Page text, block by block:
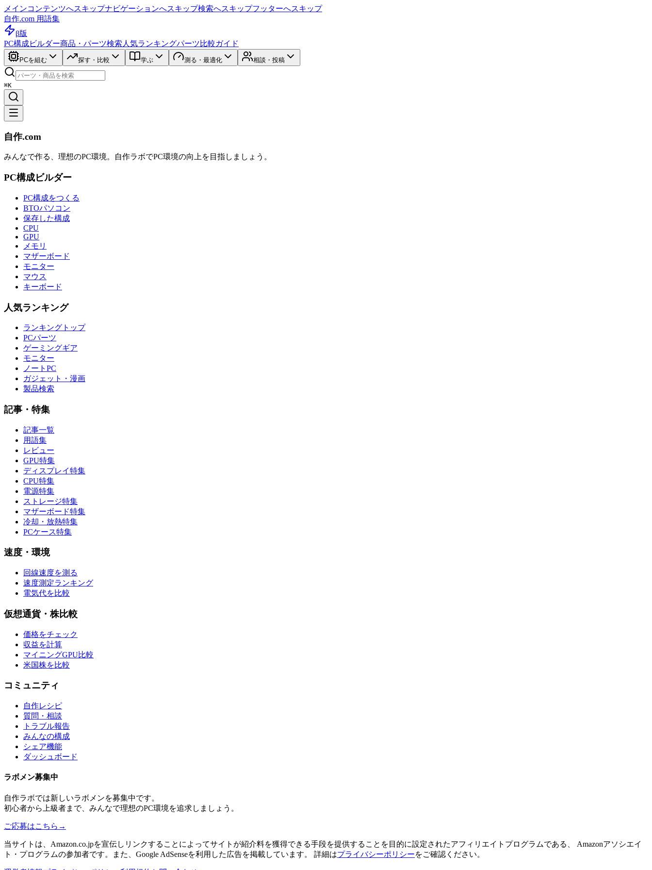
メインコンテンツへスキップナビゲーションへスキップ検索へスキップフッターへスキップ
自作.com 用語集
β版
PC構成ビルダー商品・パーツ検索 人気ランキングパーツ比較ガイド
PCを組む 探す・比較 学ぶ 測る・最適化 相談・投稿
⌘K
自作.com
みんなで作る、理想のPC環境。 自作ラボでPC環境の向上を目指しましょう。
PC構成ビルダー
PC構成をつくる
BTOパソコン
保存した構成
CPU
GPU
メモリ
マザーボード
モニター
マウス
キーボード
人気ランキング
ランキングトップ
PCパーツ
ゲーミングギア
モニター
ノートPC
ガジェット・漫画
製品検索
記事・特集
記事一覧
用語集
レビュー
GPU特集
ディスプレイ特集
CPU特集
電源特集
ストレージ特集
マザーボード特集
冷却・放熱特集
PCケース特集
速度・環境
回線速度を測る
速度測定ランキング
電気代を比較
仮想通貨・株比較
価格をチェック
収益を計算
マイニングGPU比較
米国株を比較
コミュニティ
自作レシピ
質問・相談
トラブル報告
みんなの構成
シェア機能
ダッシュボード
ラボメン募集中
自作ラボでは新しいラボメンを募集中です。
初心者から上級者まで、みんなで理想のPC環境を追求しましょう。
ご応募はこちら →
当サイトは、Amazon.co.jpを宣伝しリンクすることによってサイトが紹介料を獲得できる手段を提供することを目的に設定されたアフィリエイトプログラムである、 Amazonアソシエイ
ト・プログラムの参加者です。また、Google AdSenseを利用した広告を掲載しています。 詳細はプライバシーポリシーをご確認ください。